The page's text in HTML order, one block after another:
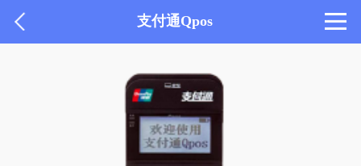
支付通Qpos